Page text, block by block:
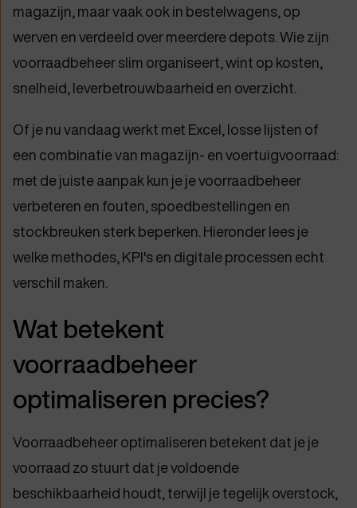
magazijn, maar vaak ook in bestelwagens, op
werven en verdeeld over meerdere depots. Wie zijn
voorraadbeheer slim organiseert, wint op kosten,
snelheid, leverbetrouwbaarheid en overzicht.
Of je nu vandaag werkt met Excel, losse lijsten of
een combinatie van magazijn- en voertuigvoorraad:
met de juiste aanpak kun je je voorraadbeheer
verbeteren en fouten, spoedbestellingen en
stockbreuken sterk beperken. Hieronder lees je
welke methodes, KPI's en digitale processen echt
verschil maken.
Wat betekent
voorraadbeheer
optimaliseren precies?
Voorraadbeheer optimaliseren betekent dat je je
voorraad zo stuurt dat je voldoende
beschikbaarheid houdt, terwijl je tegelijk overstock,